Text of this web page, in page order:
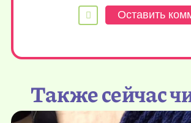
Также сейчас